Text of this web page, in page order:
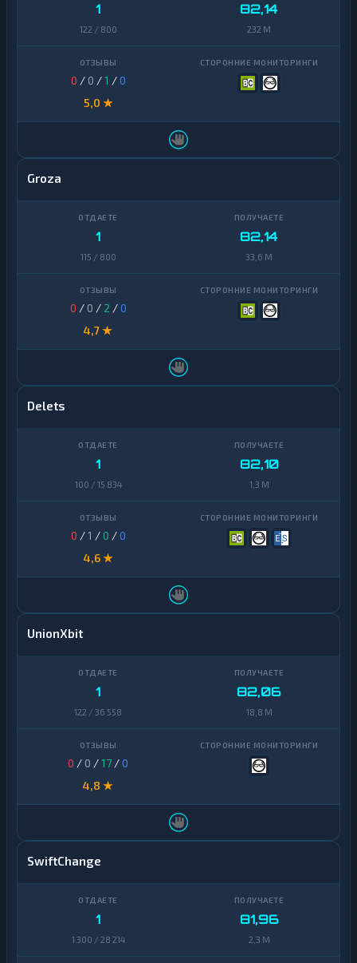
1
122 / 800
82,14
232 M
0 / 0 /1 /0
5,0 ★
Groza
1
115 / 800
82,14
33,6 M
0 / 0 / 2 /0
4,7 ★
Delets
1
100 / 15 834
82,10
1,3 M
0 /1 /0 /0
4,6 ★
UnionXbit
1
122 / 36 558
82,06
18,8 M
0 / 0 /17 /0
4,8 ★
SwiftChange
1
1 300 / 28 214
81,96
2,3 M